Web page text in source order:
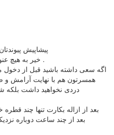
پیشاپیش
خیر به هیچ عنوان این مطالب درست نیست .
اگه سعی داشته باشید قبل از دخول
همسرتون هم با نهایت آرامش و
دردی نخواهید داشت بلکه
بعد از ازاله بکارت تنها چند
بعد از چند ساعت دوباره